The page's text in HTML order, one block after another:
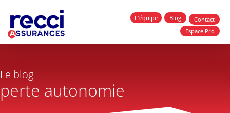
L'équipe Blog
Contact
Espace Pro
Le blog
perte autonomie